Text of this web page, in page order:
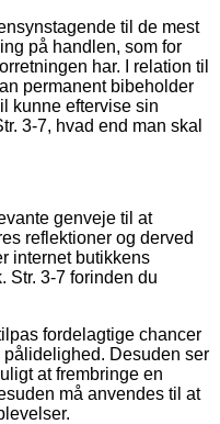
til de mest
på handlen, som for
har. I relation til
permanent bibeholder
kunne eftervise sin
3-7, hvad end man skal
genveje til at
reflektioner og derved
internet butikkens
Str. 3-7 forinden du
fordelagtige chancer
pålidelighed. Desuden ser
at frembringe en
må anvendes til at